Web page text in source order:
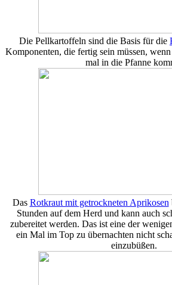
Die Pellkartoffeln sind die Basis für die
Komponenten, die fertig sein müssen,
mal in die Pfanne
Das Rotkraut mit getrockneten Aprikosen
Stunden auf dem Herd und kann auch
zubereitet werden. Das ist eine der
ein Mal im Top zu übernachten nicht
einzubüßen.